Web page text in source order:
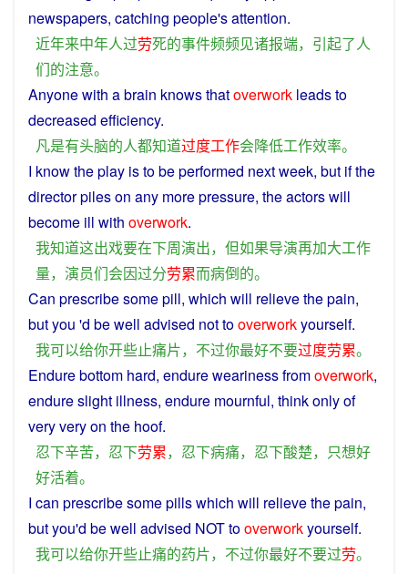
newspapers, catching people'sattention.
近年来中年人过劳死的事件频频见诸报端， 引起了人
们的注意。
Anyonewith abrain knowsthatoverwork leadsto
decreased efficiency.
凡是有头脑的人都知道过度工作会降低工作效率。
I knowtheplay istobeperformed nextweek, but ifthe
directorpileson any morepressure, theactorswill
become ill with overwork.
我知道这出戏要在下周演出， 但如果导演再加大工作
量， 演员们会因过分劳累而病倒的。
Can prescribesomepill, which will relieve thepain,
butyou 'd be well advised nottooverworkyourself.
我可以给你开些止痛片， 不过你最好不要过度劳累。
Endurebottom hard, endureweariness fromoverwork,
endureslight illness, endure mournful, thinkonlyof
very very on the hoof.
忍下辛苦， 忍下劳累， 忍下病痛， 忍下酸楚， 只想好
好活着。
I can prescribesomepillswhich will relieve thepain,
butyou'd be well advised NOTtooverworkyourself.
我可以给你开些止痛的药片， 不过你最好不要过劳。